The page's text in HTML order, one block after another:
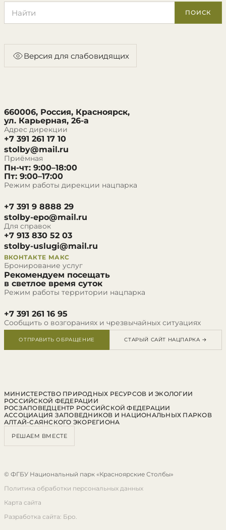
ПОИСК
Версия для слабовидящих
660006, Россия, Красноярск,
ул. Карьерная, 26-а
Адрес дирекции
+7 391 261 17 10
stolby@mail.ru
Приёмная
Пн-чт: 9:00–18:00
Пт: 9:00–17:00
Режим работы дирекции нацпарка
+7 391 9 8888 29
stolby-epo@mail.ru
Для справок
+7 913 830 52 03
stolby-uslugi@mail.ru
ВКОНТАКТЕ МАКС
Бронирование услуг
Рекомендуем посещать
в светлое время суток
Режим работы территории нацпарка
+7 391 261 16 95
Сообщить о возгораниях и чрезвычайных ситуациях
ОТПРАВИТЬ ОБРАЩЕНИЕ СТАРЫЙ САЙТ НАЦПАРКА →
МИНИСТЕРСТВО ПРИРОДНЫХ РЕСУРСОВ И ЭКОЛОГИИ
РОССИЙСКОЙ ФЕДЕРАЦИИ
РОСЗАПОВЕДЦЕНТР РОССИЙСКОЙ ФЕДЕРАЦИИ
АССОЦИАЦИЯ ЗАПОВЕДНИКОВ И НАЦИОНАЛЬНЫХ ПАРКОВ
АЛТАЙ-САЯНСКОГО ЭКОРЕГИОНА
РЕШАЕМ ВМЕСТЕ
© ФГБУ Национальный парк «Красноярские Столбы»
Политика обработки персональных данных
Карта сайта
Разработка сайта: Бро.